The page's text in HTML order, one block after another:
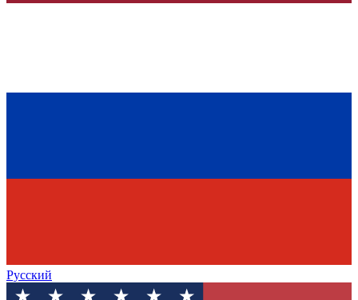
Русский